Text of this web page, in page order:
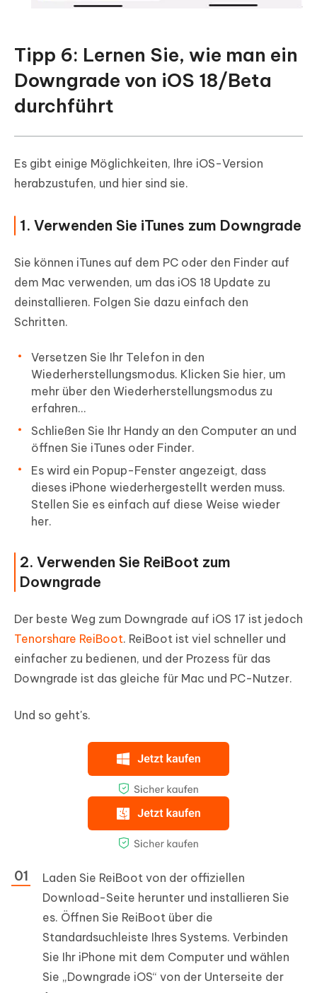
Tipp 6: Lernen Sie, wie man ein
Downgrade von iOS 18/Beta
durchführt
Es gibt einige Möglichkeiten, Ihre iOS-Version
herabzustufen, und hier sind sie.
1. Verwenden Sie iTunes zum Downgrade
Sie können iTunes auf dem PC oder den Finder auf
dem Mac verwenden, um das iOS 18 Update zu
deinstallieren. Folgen Sie dazu einfach den
Schritten.
Versetzen Sie Ihr Telefon in den
Wiederherstellungsmodus. Klicken Sie hier, um
mehr über den Wiederherstellungsmodus zu
erfahren...
Schließen Sie Ihr Handy an den Computer an und
öffnen Sie iTunes oder Finder.
Es wird ein Popup-Fenster angezeigt, dass
dieses iPhone wiederhergestellt werden muss.
Stellen Sie es einfach auf diese Weise wieder
her.
2. Verwenden Sie ReiBoot zum
Downgrade
Der beste Weg zum Downgrade auf iOS 17 ist jedoch
Tenorshare ReiBoot. ReiBoot ist viel schneller und
einfacher zu bedienen, und der Prozess für das
Downgrade ist das gleiche für Mac und PC-Nutzer.
Und so geht's.
Laden Sie ReiBoot von der offiziellen
Download-Seite herunter und installieren Sie
es. Öffnen Sie ReiBoot über die
Standardsuchleiste Ihres Systems. Verbinden
Sie Ihr iPhone mit dem Computer und wählen
Sie „Downgrade iOS“ von der Unterseite der